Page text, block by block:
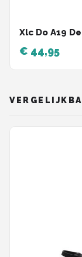
Xlc Do A19
€ 44,95